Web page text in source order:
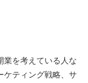
業を考えている人な
ケティング戦略、サ